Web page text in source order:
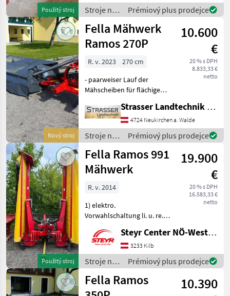
Použitý stroj
Stroje na
zber
objemových
krmív /
Fella
Prémiový plus prodejce
Nový stroj
Fella Mähwerk
Ramos 270P
10.600
€
20 % s DPH
8.833,33 €
netto
R. v. 2023
270 cm
- paarweiser Lauf der
Mähscheiben für flächige
optimalen Gutfluss -
federbelastete
Anfahrsicherung - Große
Aushubhöhe am
Vorgewende - Fella
Strasser Landtechnik GmbH
4724 Neukirchen a. Walde
Stroje na
zber
objemových
krmív /
Fella
Prémiový plus prodejce
Použitý stroj
Fella Ramos 991
Mähwerk
19.900
€
20 % s DPH
16.583,33 €
netto
R. v. 2014
1) elektro.
Vorwahlschaltung li. u. re.
zber objemových krmív
Kosa
Steyr Center NÖ-West - Standort Kilb
3233 Kilb
Stroje na
zber
objemových
krmív /
Prémiový plus prodejce
Fella Ramos
10.390